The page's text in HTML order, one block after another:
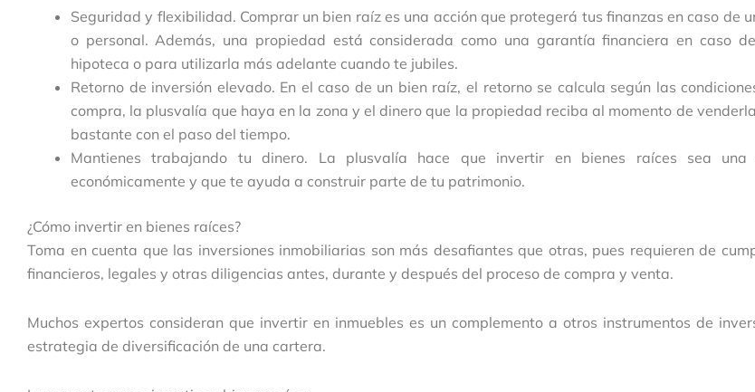
Seguridad y flexibilidad. Comprar un bien raíz es una acción que protegerá tus finanzas en caso de
o personal. Además, una propiedad está considerada como una garantía financiera en caso
hipoteca o para utilizarla más adelante cuando te jubiles.
Retorno de inversión elevado. En el caso de un bien raíz, el retorno se calcula según las
compra, la plusvalía que haya en la zona y el dinero que la propiedad reciba al momento de
bastante con el paso del tiempo.
Mantienes trabajando tu dinero. La plusvalía hace que invertir en bienes raíces sea
económicamente y que te ayuda a construir parte de tu patrimonio.
¿Cómo invertir en bienes raíces?
Toma en cuenta que las inversiones inmobiliarias son más desafiantes que otras, pues requieren de
financieros, legales y otras diligencias antes, durante y después del proceso de compra y venta.
Muchos expertos consideran que invertir en inmuebles es un complemento a otros instrumentos de
estrategia de diversificación de una cartera.